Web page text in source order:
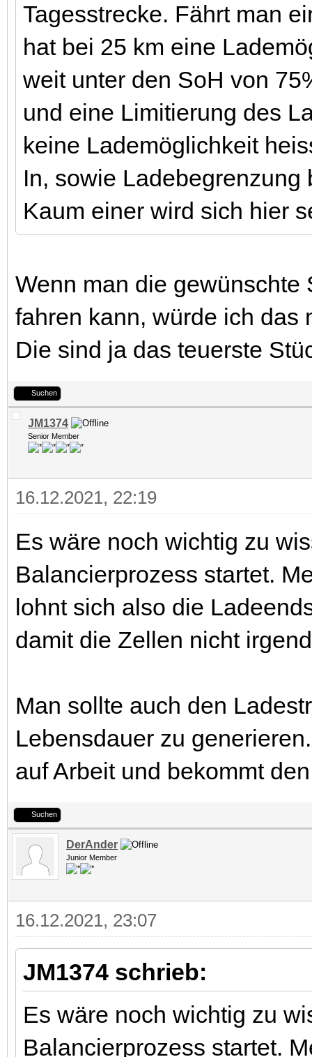
Tagesstrecke. Fährt man
hat bei 25 km eine
weit unter den SoH von
und eine Limitierung des
keine Lademöglichkeit
In, sowie
Kaum einer wird sich hier
Wenn man die
fahren kann, würde ich das
Die sind ja das teuerste
Suchen
JM1374
Senior Member
16.12.2021, 22:19
Es wäre noch wichtig zu
Balancierprozess startet.
lohnt sich also die
damit die Zellen nicht
Man sollte auch den
Lebensdauer zu
auf Arbeit und bekommt
Suchen
DerAnder
Junior Member
16.12.2021, 23:07
JM1374 schrieb:
Es wäre noch wichtig zu
Balancierprozess startet.